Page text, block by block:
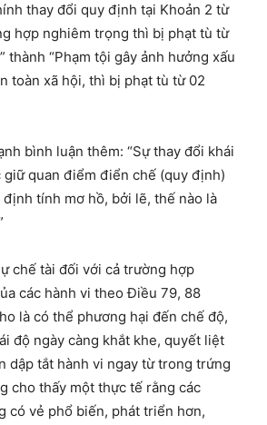
thay đổi quy định tại Khoản 2 từ
hợp nghiêm trọng thì bị phạt tù từ
thành “Phạm tội gây ảnh hưởng xấu
toàn xã hội, thì bị phạt tù từ 02
bình luận thêm: “Sự thay đổi khái
giữ quan điểm điển chế (quy định)
tính mơ hồ, bởi lẽ, thế nào là
chế tài đối với cả trường hợp
các hành vi theo Điều 79, 88
là có thể phương hại đến chế độ,
độ ngày càng khắt khe, quyết liệt
dập tắt hành vi ngay từ trong trứng
cho thấy một thực tế rằng các
có vẻ phổ biến, phát triển hơn,